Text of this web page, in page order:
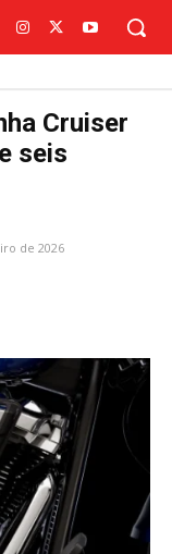
Cruiser
seis
de 2026